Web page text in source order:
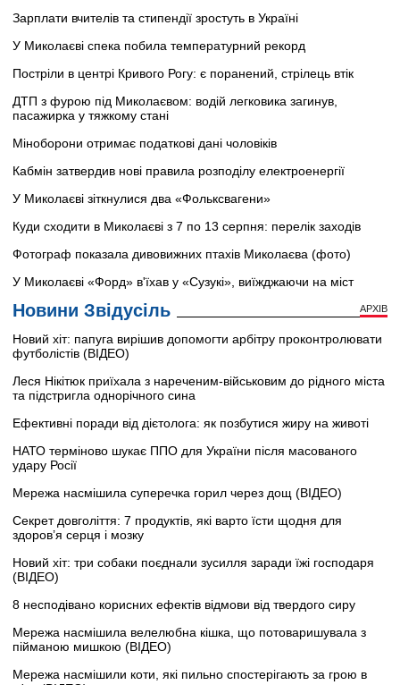
Зарплати вчителів та стипендії зростуть в Україні
У Миколаєві спека побила температурний рекорд
Постріли в центрі Кривого Рогу: є поранений, стрілець втік
ДТП з фурою під Миколаєвом: водій легковика загинув,
пасажирка у тяжкому стані
Міноборони отримає податкові дані чоловіків
Кабмін затвердив нові правила розподілу електроенергії
У Миколаєві зіткнулися два «Фольксвагени»
Куди сходити в Миколаєві з 7 по 13 серпня: перелік заходів
Фотограф показала дивовижних птахів Миколаєва (фото)
У Миколаєві «Форд» в'їхав у «Сузукі», виїжджаючи на міст
Новини Звідусіль АРХІВ
Новий хіт: папуга вирішив допомогти арбітру проконтролювати
футболістів (ВІДЕО)
Леся Нікітюк приїхала з нареченим-військовим до рідного міста
та підстригла однорічного сина
Ефективні поради від дієтолога: як позбутися жиру на животі
НАТО терміново шукає ППО для України після масованого
удару Росії
Мережа насмішила суперечка горил через дощ (ВІДЕО)
Секрет довголіття: 7 продуктів, які варто їсти щодня для
здоров’я серця і мозку
Новий хіт: три собаки поєднали зусилля заради їжі господаря
(ВІДЕО)
8 несподівано корисних ефектів відмови від твердого сиру
Мережа насмішила велелюбна кішка, що потоваришувала з
пійманою мишкою (ВІДЕО)
Мережа насмішили коти, які пильно спостерігають за грою в